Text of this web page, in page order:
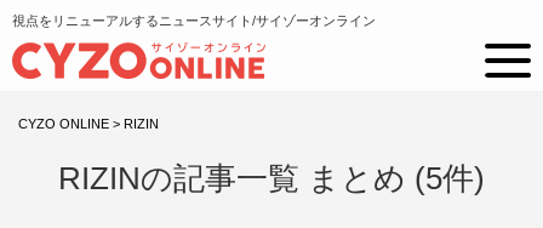
視点をリニューアルするニュースサイト/サイゾーオンライン
CYZO ONLINE > RIZIN
RIZINの記事一覧 まとめ (5件)